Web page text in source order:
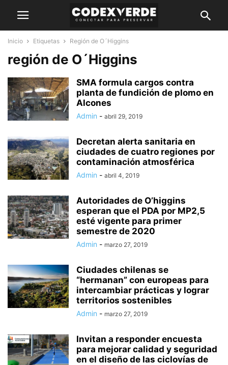
Inicio Etiquetas Región de O´Higgins
región de O´Higgins
SMA formula cargos contra
planta de fundición de plomo en
Alcones
Admin - abril 29, 2019
Decretan alerta sanitaria en
ciudades de cuatro regiones por
contaminación atmosférica
Admin - abril 4, 2019
Autoridades de O’higgins
esperan que el PDA por MP2,5
esté vigente para primer
semestre de 2020
Admin - marzo 27, 2019
Ciudades chilenas se
“hermanan” con europeas para
intercambiar prácticas y lograr
territorios sostenibles
Admin - marzo 27, 2019
Invitan a responder encuesta
para mejorar calidad y seguridad
en el diseño de las ciclovías de